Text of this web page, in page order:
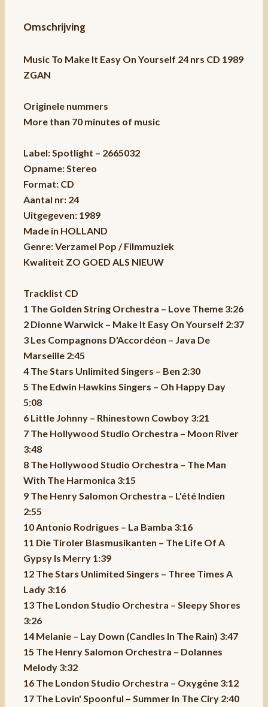
Omschrijving
Music To Make It Easy On Yourself 24 nrs CD 1989
ZGAN
Originele nummers
More than 70 minutes of music
Label: Spotlight – 2665032
Opname: Stereo
Format: CD
Aantal nr: 24
Uitgegeven: 1989
Made in HOLLAND
Genre: Verzamel Pop / Filmmuziek
Kwaliteit ZO GOED ALS NIEUW
Tracklist CD
1 The Golden String Orchestra – Love Theme 3:26
2 Dionne Warwick – Make It Easy On Yourself 2:37
3 Les Compagnons D'Accordéon – Java De
Marseille 2:45
4 The Stars Unlimited Singers – Ben 2:30
5 The Edwin Hawkins Singers – Oh Happy Day
5:08
6 Little Johnny – Rhinestown Cowboy 3:21
7 The Hollywood Studio Orchestra – Moon River
3:48
8 The Hollywood Studio Orchestra – The Man
With The Harmonica 3:15
9 The Henry Salomon Orchestra – L'été Indien
2:55
10 Antonio Rodrigues – La Bamba 3:16
11 Die Tiroler Blasmusikanten – The Life Of A
Gypsy Is Merry 1:39
12 The Stars Unlimited Singers – Three Times A
Lady 3:16
13 The London Studio Orchestra – Sleepy Shores
3:26
14 Melanie – Lay Down (Candles In The Rain) 3:47
15 The Henry Salomon Orchestra – Dolannes
Melody 3:32
16 The London Studio Orchestra – Oxygéne 3:12
17 The Lovin' Spoonful – Summer In The Ciry 2:40